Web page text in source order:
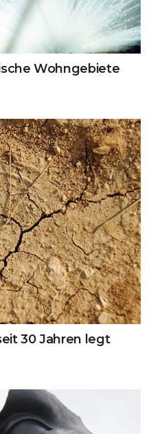
Wohngebiete
30 Jahren legt